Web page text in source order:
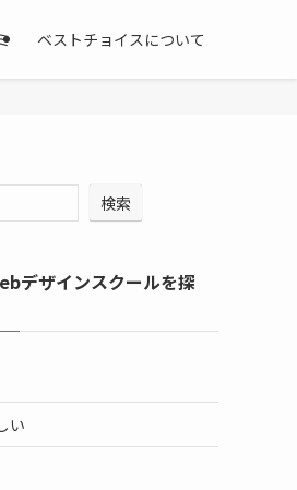
ベストチョイスについて
検索
デザインスクールを探
い